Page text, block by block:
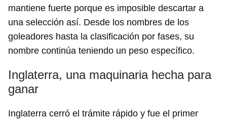
mantiene fuerte porque es imposible descartar a
una selección así. Desde los nombres de los
goleadores hasta la clasificación por fases, su
nombre continúa teniendo un peso específico.
Inglaterra, una maquinaria hecha para
ganar
Inglaterra cerró el trámite rápido y fue el primer